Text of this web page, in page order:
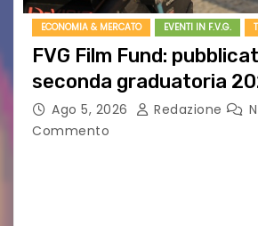
ECONOMIA & MERCATO EVENTI IN F.V.G.
FVG Film Fund:
seconda graduatoria
Ago 5, 2026 Redazione
Commento